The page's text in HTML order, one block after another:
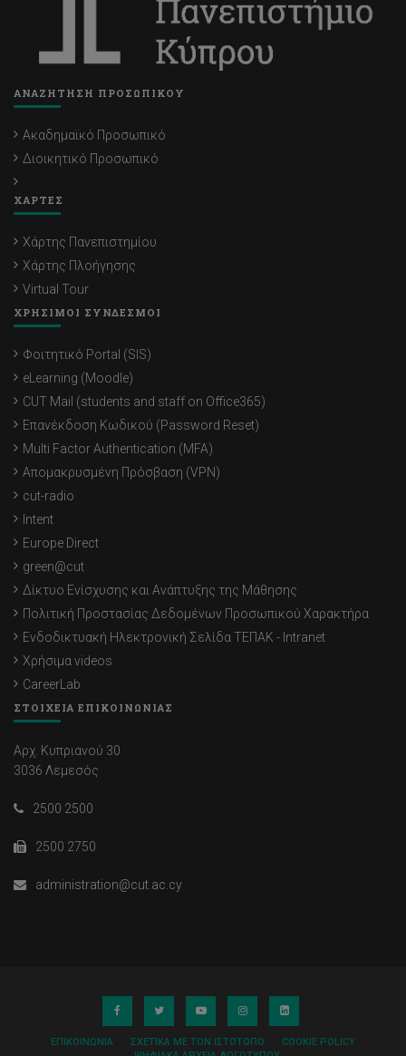
ΑΝΑΖΗΤΗΣΗ ΠΡΟΣΩΠΙΚΟΥ
Ακαδημαϊκό Προσωπικό
Διοικητικό Προσωπικό
ΧΑΡΤΕΣ
Χάρτης Πανεπιστημίου
Χάρτης Πλοήγησης
Virtual Tour
ΧΡΗΣΙΜΟΙ ΣΥΝΔΕΣΜΟΙ
Φοιτητικό Portal (SIS)
eLearning (Moodle)
CUT Mail (students and staff on Office365)
Επανέκδοση Κωδικού (Password Reset)
Multi Factor Authentication (MFA)
Απομακρυσμένη Πρόσβαση (VPN)
cut-radio
Intent
Europe Direct
green@cut
Δίκτυο Ενίσχυσης και Ανάπτυξης της Μάθησης
Πολιτική Προστασίας Δεδομένων Προσωπικού Χαρακτήρα
Ενδοδικτυακή Ηλεκτρονική Σελίδα ΤΕΠΑΚ - Intranet
Χρήσιμα videos
CareerLab
ΣΤΟΙΧΕΙΑ ΕΠΙΚΟΙΝΩΝΙΑΣ
Αρχ. Κυπριανού 30
3036 Λεμεσός
2500 2500
2500 2750
administration@cut.ac.cy
ΕΠΙΚΟΙΝΩΝΊΑ ΣΧΕΤΙΚΆ ΜΕ ΤΟΝ ΙΣΤΌΤΟΠΟ
COOKIE POLICY